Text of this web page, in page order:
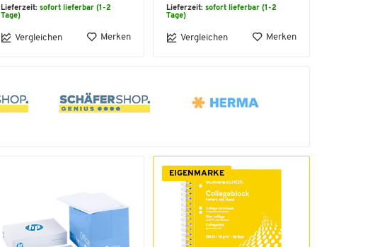
Lieferzeit: sofort lieferbar (1-2
Tage)
Vergleichen Merken
Lieferzeit: sofort lieferbar (1-2
Tage)
Vergleichen Merken
EIGENMARKE